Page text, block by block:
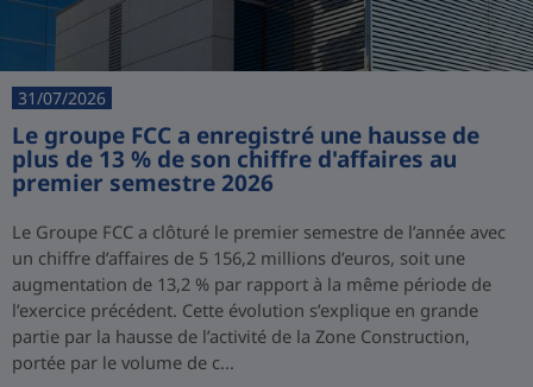
31/07/2026
Le groupe FCC a enregistré une hausse de
plus de 13 % de son chiffre d'affaires au
premier semestre 2026
Le Groupe FCC a clôturé le premier semestre de l’année avec
un chiffre d’affaires de 5 156,2 millions d’euros, soit une
augmentation de 13,2 % par rapport à la même période de
l’exercice précédent. Cette évolution s’explique en grande
partie par la hausse de l’activité de la Zone Construction,
portée par le volume de c...